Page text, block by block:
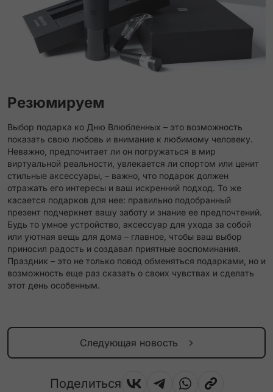
Резюмируем
Выбор подарка ко Дню Влюбленных – это возможность
показать свою любовь и внимание к любимому человеку.
Неважно, предпочитает ли он погружаться в мир
виртуальной реальности, увлекается ли спортом или ценит
стильные аксессуары, – важно, что подарок должен
отражать его интересы и ваш искренний подход. То же
касается подарков для нее: правильно подобранный
презент подчеркнет вашу заботу и знание ее предпочтений.
Будь то умное устройство, аксессуар для ухода за собой
или уютная вещь для дома – главное, чтобы ваш выбор
приносил радость и создавал приятные воспоминания.
Праздник – это не только повод обменяться подарками, но и
возможность еще раз сказать о своих чувствах и сделать
этот день особенным.
Следующая новость
Поделиться